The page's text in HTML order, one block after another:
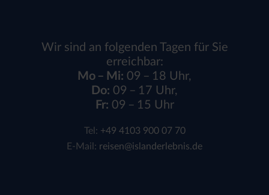
Wir sind an folgenden Tagen für Sie
erreichbar:
Mo – Mi: 09 – 18 Uhr,
Do: 09 – 17 Uhr,
Fr: 09 – 15 Uhr
Tel: +49 4103 900 07 70
E-Mail: reisen@islanderlebnis.de